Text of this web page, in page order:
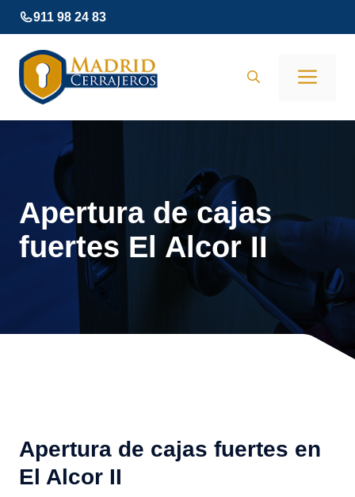
Saltar
al
contenido
911 98 24 83
Apertura de cajas
fuertes El Alcor II
Apertura de cajas fuertes en
El Alcor II